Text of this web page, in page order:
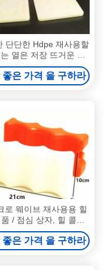
단단한 Hdpe 재사용할
열은 저장 뜨거운 얼
니 20 x 20 x 1.5cm를
포장합니다
좋은 가격 을 구하라
로 웨이브 재사용용 힐
/ 점심 상자, 힐 콜드
젤 팩 냉동 식품
좋은 가격 을 구하라